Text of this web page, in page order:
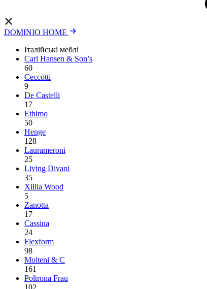
DOMINIO HOME
Італійські меблі
Carl Hansen & Son’s
60
Ceccotti
9
De Castelli
17
Ethimo
50
Henge
128
Laurameroni
25
Living Divani
35
Xillia Wood
5
Zanotta
17
Cassina
24
Flexform
98
Molteni & C
161
Poltrona Frau
102